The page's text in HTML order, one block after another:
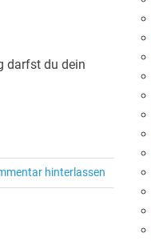
darfst du dein
hinterlassen